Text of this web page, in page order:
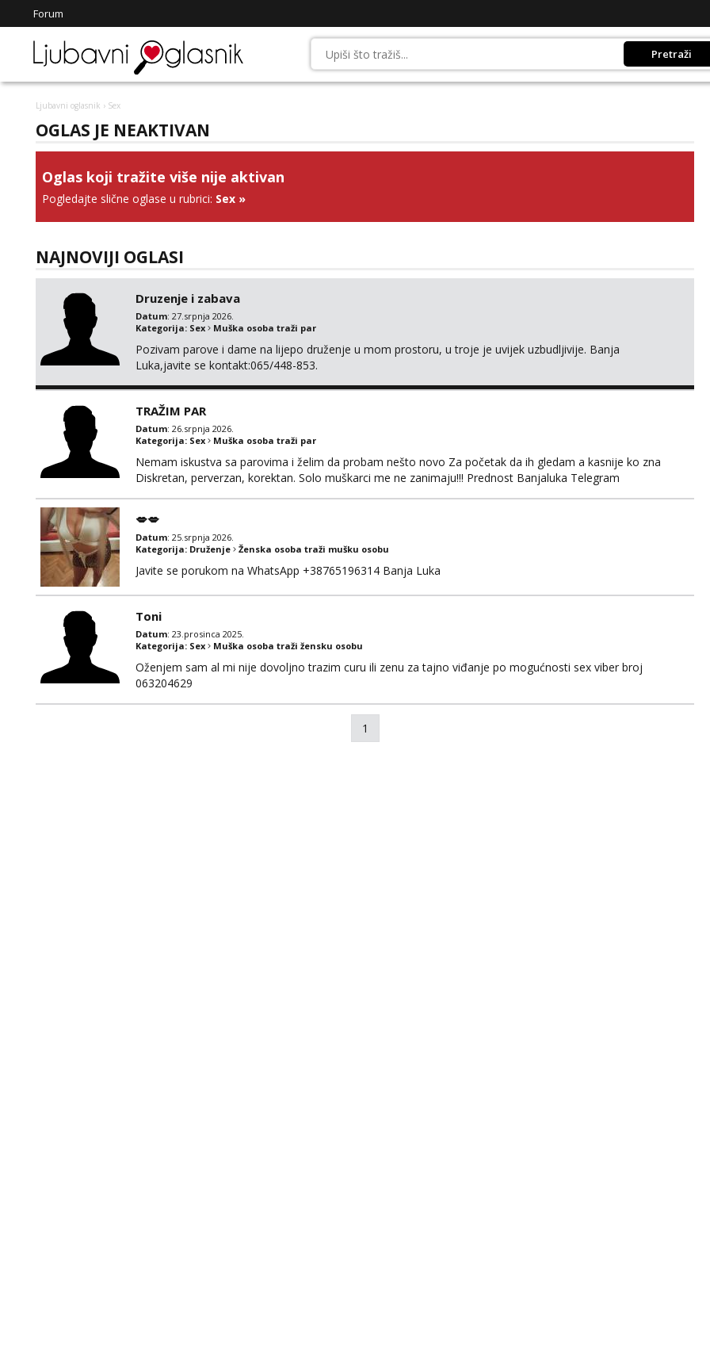
Forum
Pretraži
Ljubavni oglasnik › Sex
OGLAS JE NEAKTIVAN
Oglas koji tražite više nije aktivan
Pogledajte slične oglase u rubrici: Sex »
NAJNOVIJI OGLASI
Druzenje i zabava
Datum: 27.srpnja 2026.
Kategorija: Sex Muška osoba traži par
Pozivam parove i dame na lijepo druženje u mom prostoru, u troje je uvijek uzbudljivije. Banja
Luka,javite se kontakt:065/448-853.
TRAŽIM PAR
Datum: 26.srpnja 2026.
Kategorija: Sex Muška osoba traži par
Nemam iskustva sa parovima i želim da probam nešto novo Za početak da ih gledam a kasnije ko zna
Diskretan, perverzan, korektan. Solo muškarci me ne zanimaju!!! Prednost Banjaluka Telegram
💋💋
Datum: 25.srpnja 2026.
Kategorija: Druženje Ženska osoba traži mušku osobu
Javite se porukom na WhatsApp +38765196314 Banja Luka
Toni
Datum: 23.prosinca 2025.
Kategorija: Sex Muška osoba traži žensku osobu
Oženjem sam al mi nije dovoljno trazim curu ili zenu za tajno viđanje po mogućnosti sex viber broj
063204629
1